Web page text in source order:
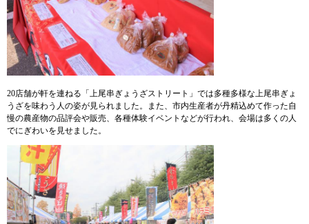
20店舗が軒を連ねる「上尾串ぎょうざストリート」では多種多様な上尾串ぎょ
うざを味わう人の姿が見られました。また、市内生産者が丹精込めて作った自
慢の農産物の品評会や販売、各種体験イベントなどが行われ、会場は多くの人
でにぎわいを見せました。